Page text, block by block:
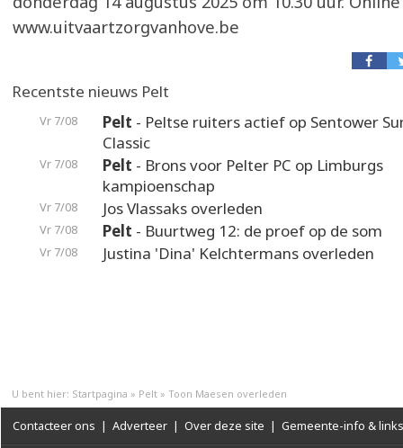
www.uitvaartzorgvanhove.be
Recentste nieuws Pelt
Vr 7/08 Pelt - Peltse ruiters actief op Sentower
Classic
Vr 7/08 Pelt - Brons voor Pelter PC op Limburgs
kampioenschap
Vr 7/08 Jos Vlassaks overleden
Vr 7/08 Pelt - Buurtweg 12: de proef op de som
Vr 7/08 Justina 'Dina' Kelchtermans overleden
U bent hier: Startpagina » Pelt » Toon Maesen overleden
Contacteer ons | Adverteer | Over deze site | Gemeente-info & links